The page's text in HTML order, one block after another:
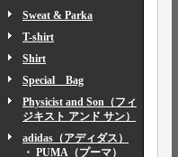
Sweat & Parka
T-shirt
Shirt
Special Bag
Physicist and Son（フィ
ジキスト アンド サン）
adidas（アディダス）
・ PUMA（プーマ）